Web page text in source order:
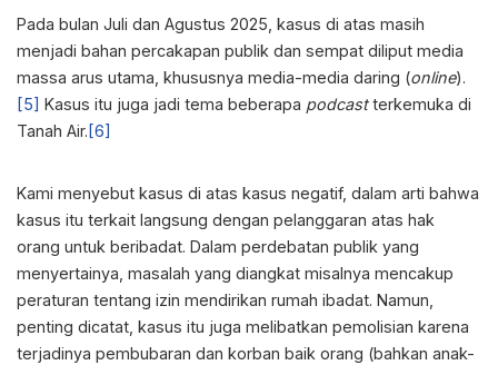
Pada bulan Juli dan Agustus 2025, kasus di atas masih
menjadi bahan percakapan publik dan sempat diliput media
massa arus utama, khususnya media-media daring (online).
[5] Kasus itu juga jadi tema beberapa podcastterkemuka di
Tanah Air. [6]
Kami menyebut kasus di atas kasus negatif, dalam arti bahwa
kasus itu terkait langsung dengan pelanggaran atas hak
orang untuk beribadat. Dalam perdebatan publik yang
menyertainya, masalah yang diangkat misalnya mencakup
peraturan tentang izin mendirikan rumah ibadat. Namun,
penting dicatat, kasus itu juga melibatkan pemolisian karena
terjadinya pembubaran dan korban baik orang (bahkan anak-